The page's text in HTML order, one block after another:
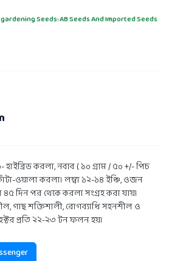
Seeds›AB Seeds And Imported Seeds
করলা, নবাব ( ১০ গ্রাম / ৫০ +/- পিচ
ওয়ালা করলা। লম্বা ১২-১৪ ইঞ্চি, ওজন
দিন পর থেকে করলা সংগ্রহ করা যায়।
গাছ শক্তিশালী, রোগব্যাধি সহনশীল ও
প্রতি ২২-২৩ টন ফলন হয়।